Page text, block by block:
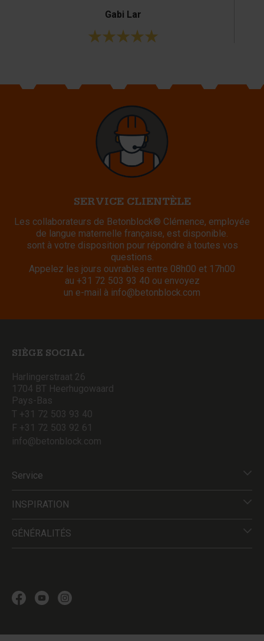
Gabi Lar
SERVICE CLIENTÈLE
Les collaborateurs de Betonblock® Clémence, employée
de langue maternelle française, est disponible.
sont à votre disposition pour répondre à toutes vos
questions.
Appelez les jours ouvrables entre 08h00 et 17h00
au +31 72 503 93 40 ou envoyez
un e-mail à info@betonblock.com
SIÈGE SOCIAL
Harlingerstraat 26
1704 BT Heerhugowaard
Pays-Bas
T +31 72 503 93 40
F +31 72 503 92 61
info@betonblock.com
Service
INSPIRATION
GÉNÉRALITÉS